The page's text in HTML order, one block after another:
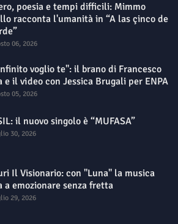
poesia e tempi difficili: Mimmo
racconta l'umanità in “A las çinco de
06, 2026
voglio te": il brano di Francesco
e il video con Jessica Brugali per ENPA
05, 2026
il nuovo singolo è “MUFASA”
30, 2026
Il Visionario: con "Luna" la musica
a emozionare senza fretta
29, 2026